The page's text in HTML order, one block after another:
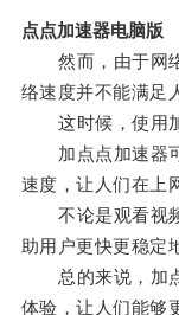
点点加速器电脑版
然而，由于网络
络速度并不能满足
这时候，使用加
加点点加速器可
速度，让人们在上
不论是观看视频
助用户更快更稳定
总的来说，加点
体验，让人们能够